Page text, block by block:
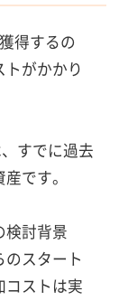
得するの
がかかり
すでに過去
です。
検討背景
のスタート
コストは実